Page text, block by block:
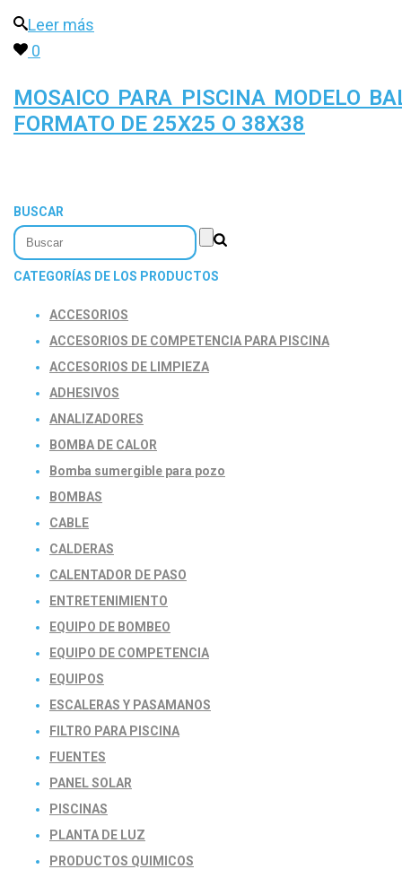
Leer más
0
MOSAICO PARA PISCINA MODELO
FORMATO DE 25X25 O 38X38
BUSCAR
CATEGORÍAS DE LOS PRODUCTOS
ACCESORIOS
ACCESORIOS DE COMPETENCIA PARA PISCINA
ACCESORIOS DE LIMPIEZA
ADHESIVOS
ANALIZADORES
BOMBA DE CALOR
Bomba sumergible para pozo
BOMBAS
CABLE
CALDERAS
CALENTADOR DE PASO
ENTRETENIMIENTO
EQUIPO DE BOMBEO
EQUIPO DE COMPETENCIA
EQUIPOS
ESCALERAS Y PASAMANOS
FILTRO PARA PISCINA
FUENTES
PANEL SOLAR
PISCINAS
PLANTA DE LUZ
PRODUCTOS QUIMICOS